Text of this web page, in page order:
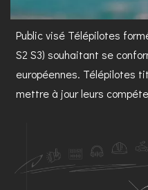
Public visé Télépilotes
S2 S3) souhaitant se
européennes. Télépilotes
mettre à jour leurs